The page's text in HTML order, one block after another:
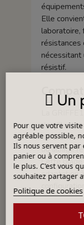
Elle
laboratoire,
résistances
nécessitant
résistif.
La
des fils de
de
ou alliage
Cette
adaptation
Un
Pour que votre
agréable possible,
Ils nous servent par
panier ou à
le plus. C'est vous
souhaitez partager
Politique de cookies